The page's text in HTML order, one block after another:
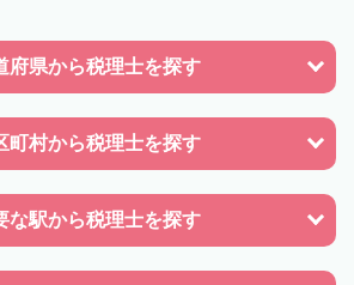
府県から税理士を探す
町村から税理士を探す
な駅から税理士を探す